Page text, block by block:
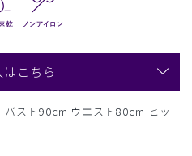
はこちら
スト90cm ウエスト80cm ヒッ